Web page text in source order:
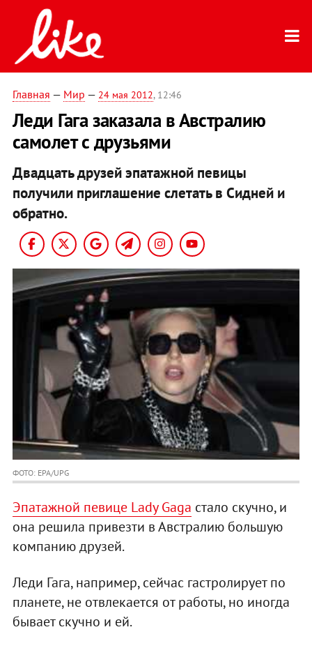
Главная — Мир — 24 мая 2012, 12:46
Леди Гага заказала в Австралию
самолет с друзьями
Двадцать друзей эпатажной певицы
получили приглашение слетать в Сидней и
обратно.
ФОТО: EPA/UPG
Эпатажной певице Lady Gaga стало скучно, и
она решила привезти в Австралию большую
компанию друзей.
Леди Гага, например, сейчас гастролирует по
планете, не отвлекается от работы, но иногда
бывает скучно и ей.